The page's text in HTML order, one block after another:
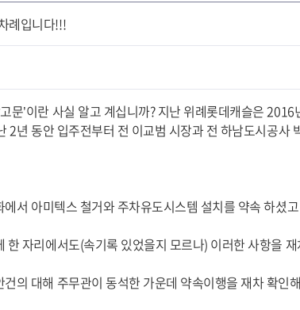
례입니다!!!
문’이란 사실 알고 계십니까? 지난 위례롯데캐슬은
2년 동안 입주전부터 전 이교범 시장과 전 하남도시공사
서 아미텍스 철거와 주차유도시스템 설치를 약속 하셨고
한 자리에서도(속기록 있었을지 모르나) 이러한 사항을
의 대해 주무관이 동석한 가운데 약속이행을 재차 확인